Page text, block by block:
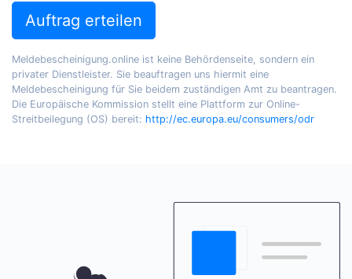
Auftrag erteilen
Meldebescheinigung.online ist keine Behördenseite, sondern ein
privater Dienstleister. Sie beauftragen uns hiermit eine
Meldebescheinigung für Sie beidem zuständigen Amt zu beantragen.
Die Europäische Kommission stellt eine Plattform zur Online-
Streitbeilegung (OS) bereit: http://ec.europa.eu/consumers/odr